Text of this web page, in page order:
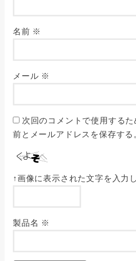
名前 ※
メール ※
次回のコメントで使用する
前とメールアドレスを保存する
↑画像に表示された文字を入力
製品名 ※